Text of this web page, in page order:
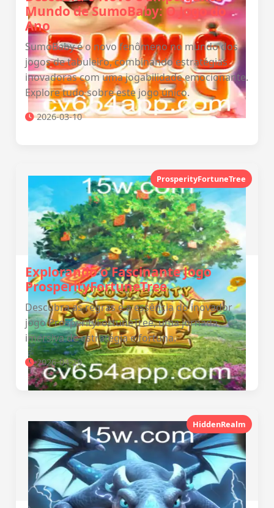
Mundo de SumoBaby: O Jogo do
Ano
SumoBaby é o novo fenômeno no mundo dos
jogos de tabuleiro, combinando estratégias
inovadoras com uma jogabilidade emocionante.
Explore tudo sobre este jogo único.
2026-03-10
ProsperityFortuneTree
Explorando o Fascinante Jogo
ProsperityFortuneTree
Descubra as regras e a essência do inovador
jogo ProsperityFortuneTree, uma jornada
imersiva de estratégia e fortuna.
2026-04-29
HiddenRealm